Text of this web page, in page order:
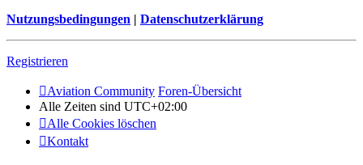
Nutzungsbedingungen | Datenschutzerklärung
Registrieren
Aviation Community Foren-Übersicht
Alle Zeiten sind UTC+02:00
Alle Cookies löschen
Kontakt